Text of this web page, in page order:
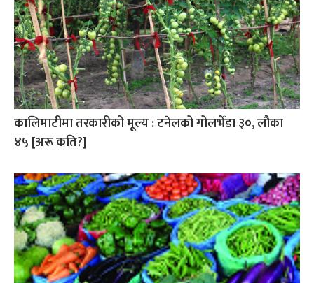
कालिमाटीमा तरकारीको मूल्य : टनेलको गोलभेँडा ३०, लौका
४५ [अरू कति?]